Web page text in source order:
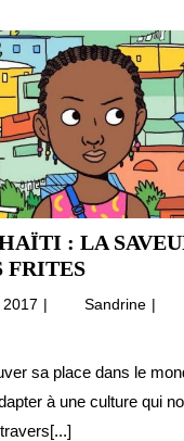
: LA
FRITESFRANCE-
HAÏTI
SAVEUR
DES
24
Sandrine
la
des
sa place dans le
à une culture qui